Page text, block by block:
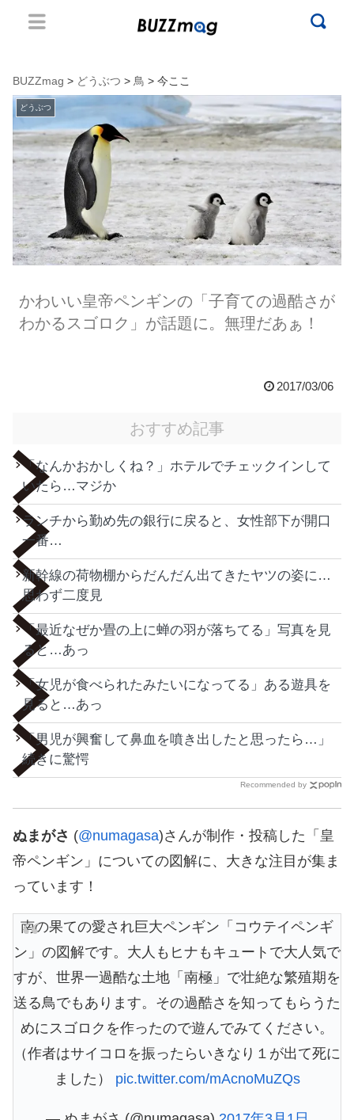
BUZZmag > どうぶつ > 鳥 > 今ここ
どうぶつ
かわいい皇帝ペンギンの「子育ての過酷さが
わかるスゴロク」が話題に。無理だあぁ！
2017/03/06
おすすめ記事
「なんかおかしくね？」ホテルでチェックインして
いたら…マジか
ランチから勤め先の銀行に戻ると、女性部下が開口
一番…
新幹線の荷物棚からだんだん出てきたヤツの姿に…
思わず二度見
「最近なぜか畳の上に蝉の羽が落ちてる」写真を見
ると…あっ
「女児が食べられたみたいになってる」ある遊具を
見ると…あっ
「男児が興奮して鼻血を噴き出したと思ったら…」
続きに驚愕
Recommended by
ぬまがさ (@numagasa)さんが制作・投稿した「皇
帝ペンギン」についての図解に、大きな注目が集ま
っています！
南の果ての愛され巨大ペンギン「コウテイペンギ
ン」の図解です。大人もヒナもキュートで大人気で
すが、世界一過酷な土地「南極」で壮絶な繁殖期を
送る鳥でもあります。その過酷さを知ってもらうた
めにスゴロクを作ったので遊んでみてください。
（作者はサイコロを振ったらいきなり１が出て死に
ました） pic.twitter.com/mAcnoMuZQs